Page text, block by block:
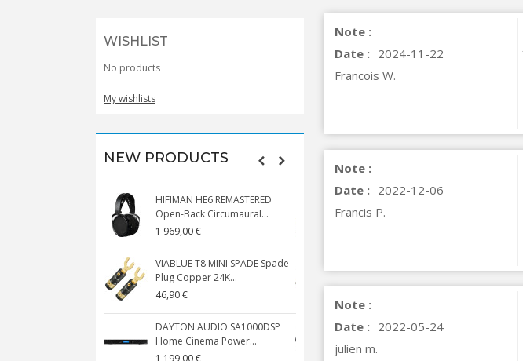
WISHLIST
No products
My wishlists
NEW PRODUCTS
HIFIMAN HE6 REMASTERED
Open-Back Circumaural...
1 969,00 €
VIABLUE T8 MINI SPADE Spade
Plug Copper 24K...
46,90 €
DAYTON AUDIO SA1000DSP
Home Cinema Power...
1 199,00 €
Phono Connector Gold...
VIABLUE EPC-4 T8 STEREO
Note :
Date : 2024-11-22
Francois W.
Note :
Date : 2022-12-06
Francis P.
Note :
Date : 2022-05-24
julien m.